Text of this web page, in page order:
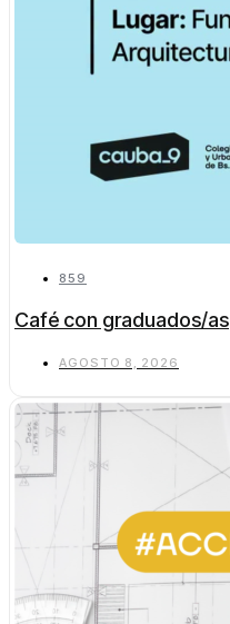
859
Café con graduados/as
AGOSTO 8, 2026